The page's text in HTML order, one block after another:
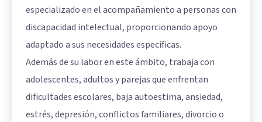
especializado en el acompañamiento a personas con
discapacidad intelectual, proporcionando apoyo
adaptado a sus necesidades específicas.
Además de su labor en este ámbito, trabaja con
adolescentes, adultos y parejas que enfrentan
dificultades escolares, baja autoestima, ansiedad,
estrés, depresión, conflictos familiares, divorcio o